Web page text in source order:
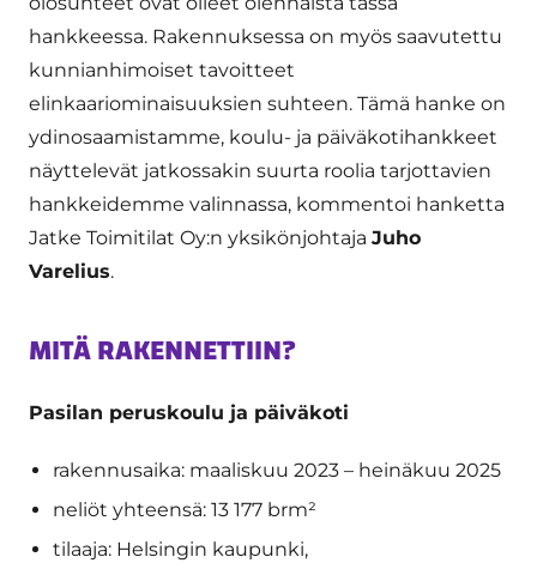
hankkeessa. Rakennuksessa on myös saavutettu
kunnianhimoiset tavoitteet
elinkaariominaisuuksien suhteen. Tämä hanke on
ydinosaamistamme, koulu- ja päiväkotihankkeet
näyttelevät jatkossakin suurta roolia tarjottavien
hankkeidemme valinnassa, kommentoi hanketta
Jatke Toimitilat Oy:n yksikönjohtaja Juho
Varelius.
MITÄ RAKENNETTIIN?
Pasilan peruskoulu ja päiväkoti
rakennusaika: maaliskuu 2023 – heinäkuu 2025
neliöt yhteensä: 13 177 brm²
tilaaja: Helsingin kaupunki,